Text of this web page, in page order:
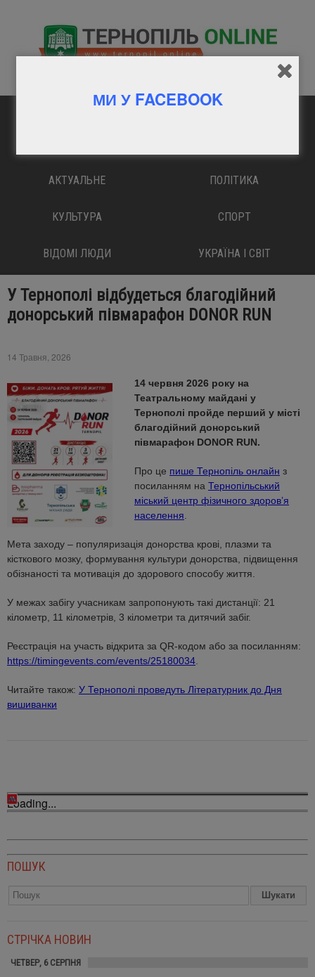
АКТУАЛЬНЕ ПОЛІТИКА
КУЛЬТУРА СПОРТ
ВІДОМІ ЛЮДИ УКРАЇНА І СВІТ
У Тернополі відбудеться благодійний
донорський півмарафон DONOR RUN
14 Травня, 2026
14 червня 2026 року на
Театральному майдані у
Тернополі пройде перший у місті
благодійний донорський
півмарафон DONOR RUN.
Про це пише Тернопіль онлайн з
посиланням на Тернопільський
міський центр фізичного здоров’я
населення
Мета заходу – популяризація донорства крові, плазми та
кісткового мозку, формування культури донорства, підвищення
обізнаності та мотивація до здорового способу життя.
У межах забігу учасникам запропонують такі дистанції: 21
кілометр, 11 кілометрів, 3 кілометри та дитячий забіг.
Реєстрація на участь відкрита за QR-кодом або за посиланням:
https://timingevents.com/events/25180034
Читайте також: У Тернополі проведуть Літературник до Дня
вишиванки
Loading...
ПОШУК
СТРІЧКА НОВИН
ЧЕТВЕР, 6 СЕРПНЯ
МИ У FACEBOOK